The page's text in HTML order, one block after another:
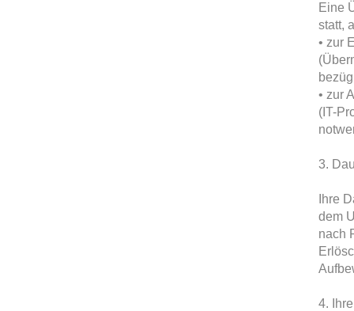
Eine
statt,
• zur
• zur
(IT-
3.
Ihre
dem
nach
4.